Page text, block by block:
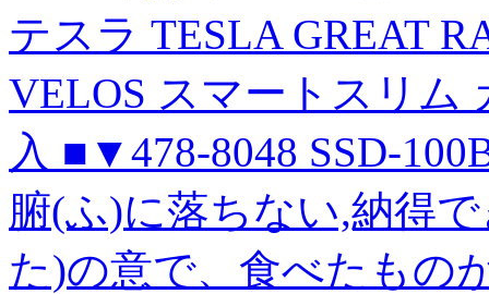
テスラ TESLA GREAT
VELOS スマートスリム
入 ■▼478-8048 SSD-
腑(ふ)に落ちない,納得
た)の意で、食べたもの